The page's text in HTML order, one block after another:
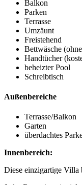
Balkon
Parken
Terrasse
Umzäunt
Freistehend
Bettwäsche
Handtücher
beheizter Pool
Schreibtisch
Außenbereiche
Terrasse/Balkon
Garten
überdachtes
Innenbereich:
Diese einzigartige Villa